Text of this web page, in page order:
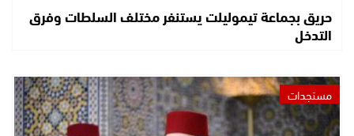
حريق بجماعة تيموليلت يستنفر مختلف السلطات وفرق
التدخل
مستجدات